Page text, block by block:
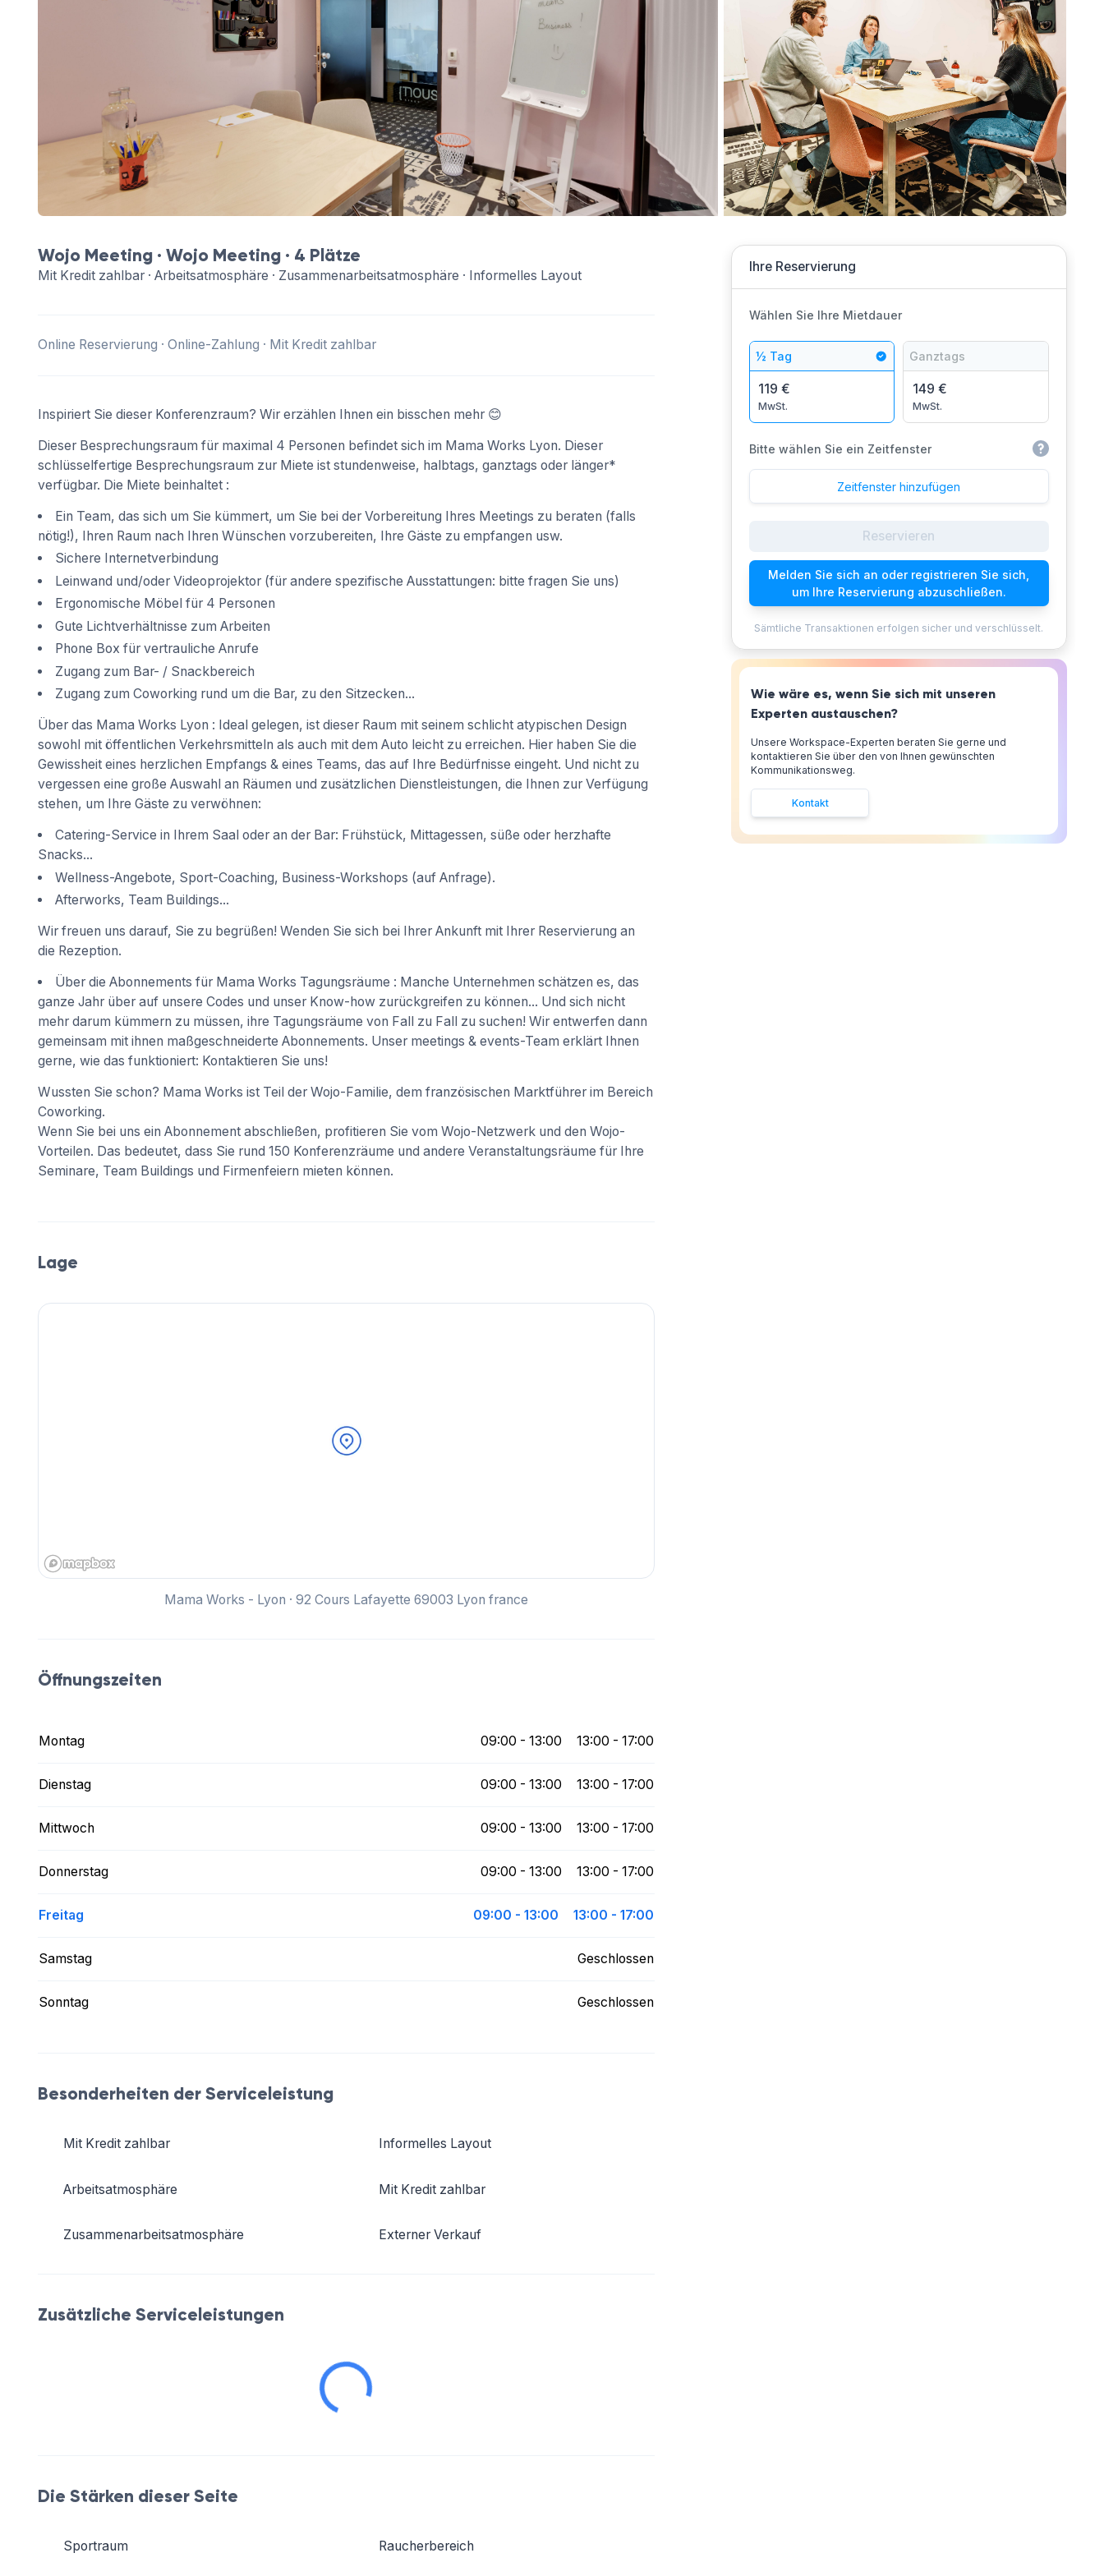
Wojo Meeting · Wojo Meeting· 4 Plätze
Mit Kredit zahlbar · Arbeitsatmosphäre · Zusammenarbeitsatmosphäre · Informelles Layout
Online Reservierung · Online-Zahlung · Mit Kredit zahlbar
Inspiriert Sie dieser Konferenzraum? Wir erzählen Ihnen ein bisschen mehr 😊
Dieser Besprechungsraum für maximal 4 Personen befindet sich im Mama Works Lyon. Dieser
schlüsselfertige Besprechungsraum zur Miete ist stundenweise, halbtags, ganztags oder länger*
verfügbar. Die Miete beinhaltet :
Ein Team, das sich um Sie kümmert, um Sie bei der Vorbereitung Ihres Meetings zu beraten (falls
nötig!), Ihren Raum nach Ihren Wünschen vorzubereiten, Ihre Gäste zu empfangen usw.
Sichere Internetverbindung
Leinwand und/oder Videoprojektor (für andere spezifische Ausstattungen: bitte fragen Sie uns)
Ergonomische Möbel für 4 Personen
Gute Lichtverhältnisse zum Arbeiten
Phone Box für vertrauliche Anrufe
Zugang zum Bar- / Snackbereich
Zugang zum Coworking rund um die Bar, zu den Sitzecken...
Über das Mama Works Lyon : Ideal gelegen, ist dieser Raum mit seinem schlicht atypischen Design
sowohl mit öffentlichen Verkehrsmitteln als auch mit dem Auto leicht zu erreichen. Hier haben Sie die
Gewissheit eines herzlichen Empfangs & eines Teams, das auf Ihre Bedürfnisse eingeht. Und nicht zu
vergessen eine große Auswahl an Räumen und zusätzlichen Dienstleistungen, die Ihnen zur Verfügung
stehen, um Ihre Gäste zu verwöhnen:
Catering-Service in Ihrem Saal oder an der Bar: Frühstück, Mittagessen, süße oder herzhafte
Snacks...
Wellness-Angebote, Sport-Coaching, Business-Workshops (auf Anfrage).
Afterworks, Team Buildings...
Wir freuen uns darauf, Sie zu begrüßen! Wenden Sie sich bei Ihrer Ankunft mit Ihrer Reservierung an
die Rezeption.
Über die Abonnements für Mama Works Tagungsräume : Manche Unternehmen schätzen es, das
ganze Jahr über auf unsere Codes und unser Know-how zurückgreifen zu können... Und sich nicht
mehr darum kümmern zu müssen, ihre Tagungsräume von Fall zu Fall zu suchen! Wir entwerfen dann
gemeinsam mit ihnen maßgeschneiderte Abonnements. Unser meetings & events-Team erklärt Ihnen
gerne, wie das funktioniert: Kontaktieren Sie uns!
Wussten Sie schon? Mama Works ist Teil der Wojo-Familie, dem französischen Marktführer im Bereich
Coworking.
Wenn Sie bei uns ein Abonnement abschließen, profitieren Sie vom Wojo-Netzwerk und den Wojo-
Vorteilen. Das bedeutet, dass Sie rund 150 Konferenzräume und andere Veranstaltungsräume für Ihre
Seminare, Team Buildings und Firmenfeiern mieten können.
Lage
Mama Works - Lyon · 92 Cours Lafayette 69003 Lyon france
Öffnungszeiten
Montag 09:00 - 13:00 13:00 - 17:00
Dienstag 09:00 - 13:00 13:00 - 17:00
Mittwoch 09:00 - 13:00 13:00 - 17:00
Donnerstag 09:00 - 13:00 13:00 - 17:00
Freitag 09:00 - 13:00 13:00 - 17:00
Samstag Geschlossen
Sonntag Geschlossen
Besonderheiten der Serviceleistung
Mit Kredit zahlbar
Arbeitsatmosphäre
Zusammenarbeitsatmosphäre
Informelles Layout
Mit Kredit zahlbar
Externer Verkauf
Zusätzliche Serviceleistungen
Die Stärken dieser Seite
Sportraum Raucherbereich
Ihre Reservierung
Wählen Sie Ihre Mietdauer
½ Tag
119 €
MwSt.
Ganztags
149 €
MwSt.
Bitte wählen Sie ein Zeitfenster
Zeitfenster hinzufügen
Reservieren
Melden Sie sich an oder registrieren Sie sich,
um Ihre Reservierung abzuschließen.
Sämtliche Transaktionen erfolgen sicher und verschlüsselt.
Wie wäre es, wenn Sie sich mit unseren
Experten austauschen?
Unsere Workspace-Experten beraten Sie gerne und
kontaktieren Sie über den von Ihnen gewünschten
Kommunikationsweg.
Kontakt